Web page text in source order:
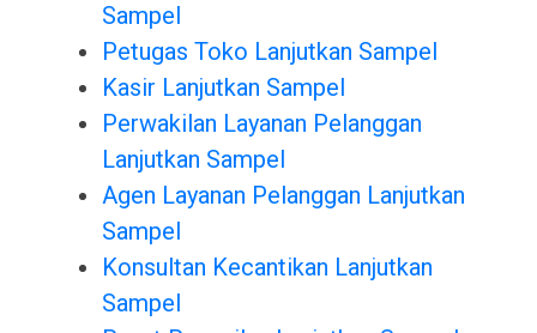
Sampel
Petugas Toko Lanjutkan Sampel
Kasir Lanjutkan Sampel
Perwakilan Layanan Pelanggan
Lanjutkan Sampel
Agen Layanan Pelanggan Lanjutkan
Sampel
Konsultan Kecantikan Lanjutkan
Sampel